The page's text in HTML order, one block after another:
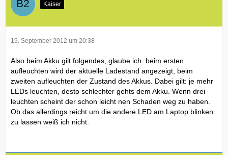
Kaiser
19. September 2012 um 20:38
Also beim Akku gilt folgendes, glaube ich: beim ersten
aufleuchten wird der aktuelle Ladestand angezeigt, beim
zweiten aufleuchten der Zustand des Akkus. Dabei gilt: je mehr
LEDs leuchten, desto schlechter gehts dem Akku. Wenn drei
leuchten scheint der schon leicht nen Schaden weg zu haben.
Ob das allerdings reicht um die andere LED am Laptop blinken
zu lassen weiß ich nicht.